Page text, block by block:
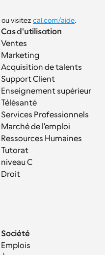
ou visitez cal.com/aide.
Cas d'utilisation
Ventes
Marketing
Acquisition de talents
Support Client
Enseignement supérieur
Télésanté
Services Professionnels
Marché de l'emploi
Ressources Humaines
Tutorat
niveau C
Droit
Société
Emplois